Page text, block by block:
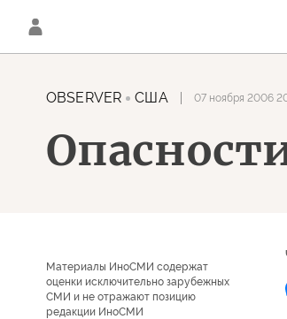
OBSERVER США 07 ноября 2006
Материалы ИноСМИ содержат
оценки исключительно зарубежных
СМИ и не отражают позицию
редакции ИноСМИ